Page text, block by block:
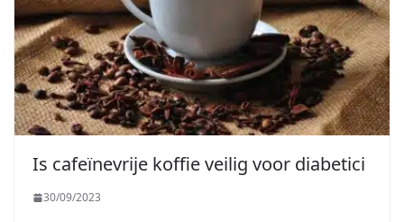
Is cafeïnevrije koffie veilig voor diabetici
30/09/2023